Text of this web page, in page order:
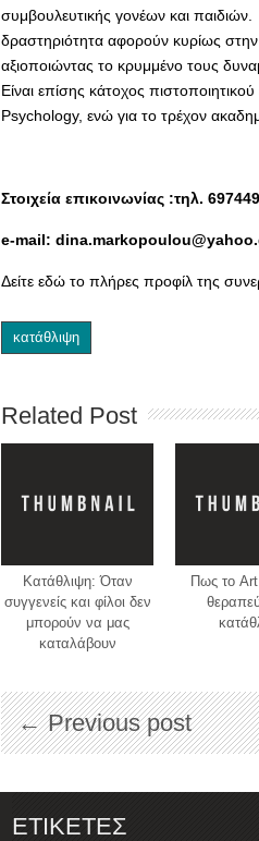
συμβουλευτικής γονέων και
δραστηριότητα αφορούν κυρίως στην
αξιοποιώντας το κρυμμένο τους
Είναι επίσης κάτοχος
Psychology, ενώ για το τρέχον
Στοιχεία επικοινωνίας :τηλ.
e-mail:
Δείτε εδώ το πλήρες προφίλ της
κατάθλιψη
Related Post
Κατάθλιψη: Όταν
συγγενείς και φίλοι δεν
μπορούν να μας
καταλάβουν
Πως το
← Previous post
ΕΤΙΚΈΤΕΣ